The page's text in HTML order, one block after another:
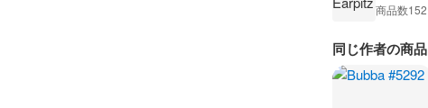
商品数152
同じ作者の商品